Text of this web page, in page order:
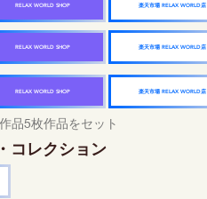
楽天市場 RELAX WORLD店
RELAX WORLD SHOP
楽天市場 RELAX WORLD店
RELAX WORLD SHOP
楽天市場 RELAX WORLD店
RELAX WORLD SHOP
品5枚作品をセット
コレクション